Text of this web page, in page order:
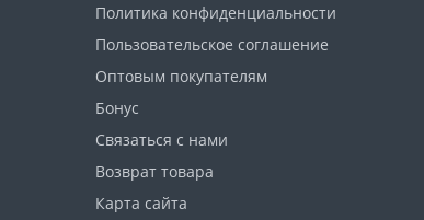
Политика конфиденциальности
Пользовательское соглашение
Оптовым покупателям
Бонус
Связаться с нами
Возврат товара
Карта сайта